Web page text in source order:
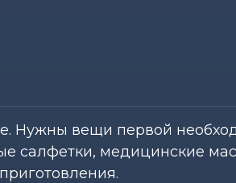
Нужны вещи первой
салфетки, медицинские